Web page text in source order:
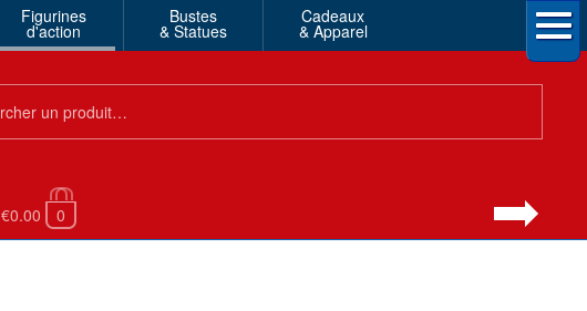
Figurines
d'action
Bustes
& Statues
Cadeaux
& Apparel
€0.00 0